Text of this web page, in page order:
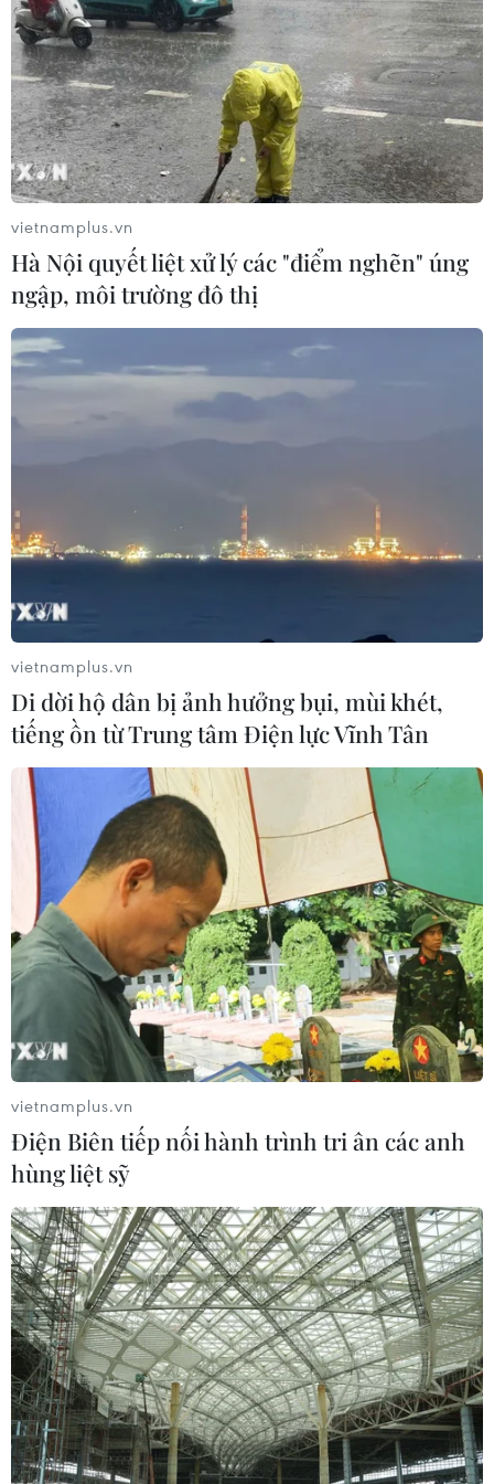
#kinh tế Nga
#Vladimir Putin
#Diễn đàn Kinh tế Quốc tế St.Petersburg
Theo dõi VietnamPlus
TIN LIÊN QUAN
Trung Quốc, Nga thúc đẩy nâng cấp hợp
tác kinh tế thương mại song phương
22/05/2026 02:09
Chỉ tính riêng trong 4 tháng đầu năm nay, kim ngạch
thương mại song phương Nga-Trung Quốc đạt 85,2 tỷ
USD, tăng 19,7% so với cùng kỳ năm ngoái, đánh dấu
một khởi đầu tốt đẹp.
vietnamplus.vn
Hà Nội quyết liệt xử lý các "điểm nghẽn" úng
ngập, môi trường đô thị
vietnamplus.vn
Di dời hộ dân bị ảnh hưởng bụi, mùi khét,
tiếng ồn từ Trung tâm Điện lực Vĩnh Tân
vietnamplus.vn
Điện Biên tiếp nối hành trình tri ân các anh
hùng liệt sỹ